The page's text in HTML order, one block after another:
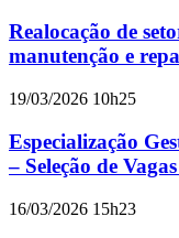
Realocação de
manutenção e
19/03/2026 10h25
Especialização
– Seleção de
16/03/2026 15h23